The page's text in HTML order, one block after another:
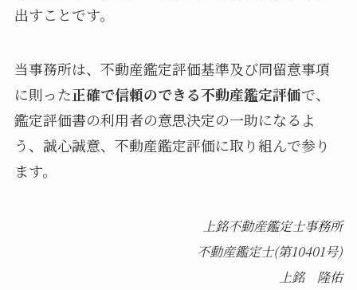
出すことです。
当事務所は、不動産鑑定評価基準及び同留意事項
に則った正確で信頼のできる不動産鑑定評価で、
鑑定評価書の利用者の意思決定の一助になるよ
う、誠心誠意、不動産鑑定評価に取り組んで参り
ます。
上銘不動産鑑定士事務所
不動産鑑定士(第10401号)
上銘 隆佑